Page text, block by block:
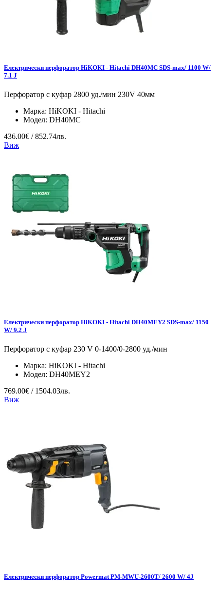
Електрически перфоратор HiKOKI - Hitachi DH40MC SDS-max/ 1100 W/
7.1 J
Перфоратор с куфар 2800 уд./мин 230V 40мм
Марка: HiKOKI - Hitachi
Модел: DH40MC
436.00€ / 852.74лв.
Виж
Електрически перфоратор HiKOKI - Hitachi DH40MEY2 SDS-max/ 1150
W/ 9.2 J
Перфоратор с куфар 230 V 0-1400/0-2800 уд./мин
Марка: HiKOKI - Hitachi
Модел: DH40MEY2
769.00€ / 1504.03лв.
Виж
Електрически перфоратор Powermat PM-MWU-2600T/ 2600 W/ 4J